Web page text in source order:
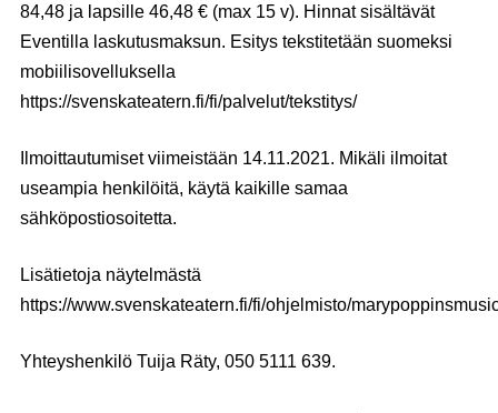
84,48 ja lapsille 46,48 € (max 15 v). Hinnat sisältävät
Eventilla laskutusmaksun. Esitys tekstitetään suomeksi
mobiilisovelluksella
https://svenskateatern.fi/fi/palvelut/tekstitys/
Ilmoittautumiset viimeistään 14.11.2021. Mikäli ilmoitat
useampia henkilöitä, käytä kaikille samaa
sähköpostiosoitetta.
Lisätietoja näytelmästä
https://www.svenskateatern.fi/fi/ohjelmisto/
Yhteyshenkilö Tuija Räty, 050 5111 639.